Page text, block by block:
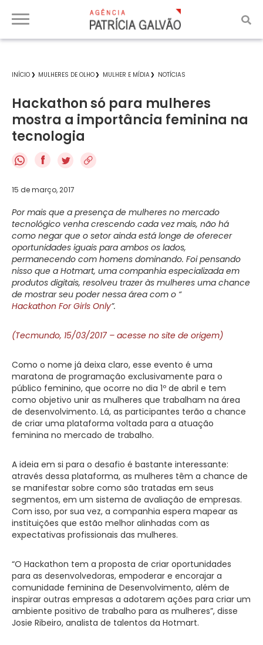
INÍCIO MULHERES DE OLHO MULHER E MÍDIA NOTÍCIAS
Hackathon só para mulheres
mostra a importância feminina na
tecnologia
f
15 de março, 2017
Por mais que a presença de mulheres no mercado
tecnológico venha crescendo cada vez mais, não há
como negar que o setor ainda está longe de oferecer
oportunidades iguais para ambos os lados,
permanecendo com homens dominando. Foi pensando
nisso que a Hotmart, uma companhia especializada em
produtos digitais, resolveu trazer às mulheres uma chance
de mostrar seu poder nessa área com o “
Hackathon For Girls Only”.
(Tecmundo, 15/03/2017 – acesse no site de origem)
Como o nome já deixa claro, esse evento é uma
maratona de programação exclusivamente para o
público feminino, que ocorre no dia 1º de abril e tem
como objetivo unir as mulheres que trabalham na área
de desenvolvimento. Lá, as participantes terão a chance
de criar uma plataforma voltada para a atuação
feminina no mercado de trabalho.
A ideia em si para o desafio é bastante interessante:
através dessa plataforma, as mulheres têm a chance de
se manifestar sobre como são tratadas em seus
segmentos, em um sistema de avaliação de empresas.
Com isso, por sua vez, a companhia espera mapear as
instituições que estão melhor alinhadas com as
expectativas profissionais das mulheres.
“O Hackathon tem a proposta de criar oportunidades
para as desenvolvedoras, empoderar e encorajar a
comunidade feminina de Desenvolvimento, além de
inspirar outras empresas a adotarem ações para criar um
ambiente positivo de trabalho para as mulheres”, disse
Josie Ribeiro, analista de talentos da Hotmart.